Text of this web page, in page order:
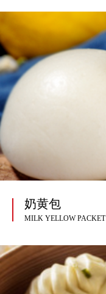
奶黄包
MILK YELLOW PACKET